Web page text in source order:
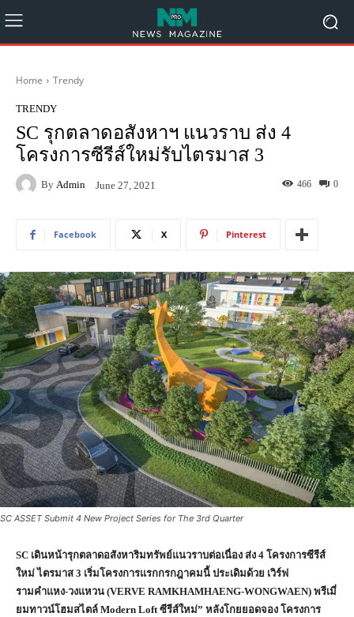
Home Trendy
TRENDY
SC รุกตลาดอสังหาฯ แนวราบ ส่ง 4
โครงการซีรีส์ใหม่รับไตรมาส 3
By Admin June 27, 2021 0
466
Facebook X Pinterest
SC ASSET Submit 4 New Project Series for The 3rd Quarter
SC เดินหน้ารุกตลาดอสังหาริมทรัพย์แนวราบต่อเนื่อง ส่ง 4 โครงการซีรีส์
ใหม่ ไตรมาส 3 เริ่มโครงการแรกกรกฎาคมนี้ ประเดิมด้วย เวิร์ฟ
รามคำแหง-วงแหวน (VERVE RAMKHAMHAENG-WONGWAEN) พรีเมี่
ยมทาวน์โฮมสไตล์ Modern Loft ซีรีส์ใหม่” หลังโกยยอดจอง โครงการ